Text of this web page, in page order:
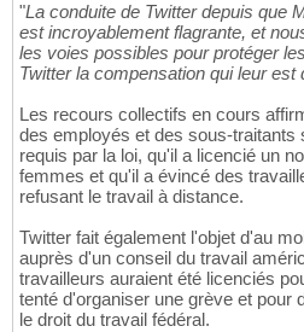
"La conduite de Twitter depuis que
est incroyablement flagrante, et
les voies possibles pour protéger
Twitter la compensation qui leur est
Les recours collectifs en cours
des employés et des sous-traitants
requis par la loi, qu'il a licencié un
femmes et qu'il a évincé des
refusant le travail à distance.
Twitter fait également l'objet d'au
auprès d'un conseil du travail
travailleurs auraient été licenciés
tenté d'organiser une grève et pour
le droit du travail fédéral.